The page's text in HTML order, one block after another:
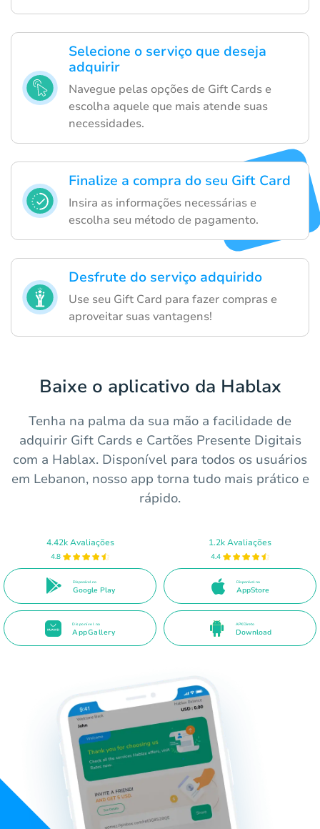
Selecione o serviço que deseja
adquirir
Navegue pelas opções de Gift Cards e
escolha aquele que mais atende suas
necessidades.
Finalize a compra do seu Gift Card
Insira as informações necessárias e
escolha seu método de pagamento.
Desfrute do serviço adquirido
Use seu Gift Card para fazer compras e
aproveitar suas vantagens!
Baixe o aplicativo da Hablax
Tenha na palma da sua mão a facilidade de
adquirir Gift Cards e Cartões Presente Digitais
com a Hablax. Disponível para todos os usuários
em Lebanon, nosso app torna tudo mais prático e
rápido.
4.42k Avaliações
4.8
Disponível no
Google Play
1.2k Avaliações
4.4
Disponível na
AppStore
Disponível na
AppGallery
APK Direto
Download